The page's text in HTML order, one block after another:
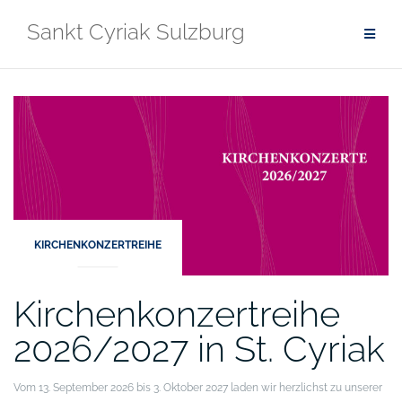
InhaltSankt Cyriak Sulzburg
Meldungen
KIRCHENKONZERTREIHE
Kirchenkonzertreihe
2026/2027 in St. Cyriak
Vom 13. September 2026 bis 3. Oktober 2027 laden wir herzlichst zu unserer